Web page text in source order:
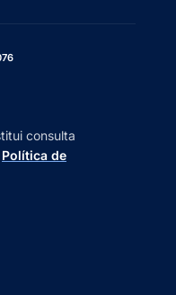
consulta
Política de